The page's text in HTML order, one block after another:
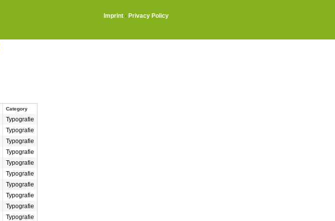
Imprint · Privacy Policy
Category
Typografie
Typografie
Typografie
Typografie
Typografie
Typografie
Typografie
Typografie
Typografie
Typografie